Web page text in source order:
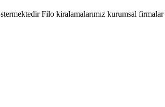
Filo kiralamalarımız kurumsal firmalar